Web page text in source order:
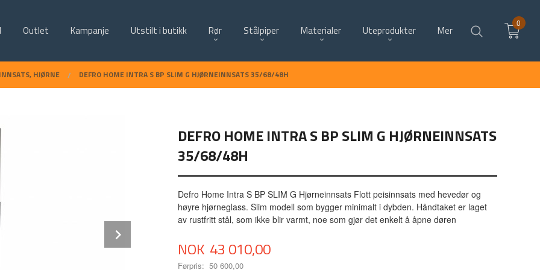
Outlet Kampanje Utstilt i butikk Rør Stålpiper Materialer Uteprodukter Mer
0
HJØRNE DEFRO HOME INTRA S BP SLIM G HJØRNEINNSATS 35/68/48H
DEFRO HOME INTRA S BP SLIM G HJØRNEINNSATS
35/68/48H
Defro Home Intra S BP SLIM G Hjørneinnsats Flott peisinnsats med hevedør og
høyre hjørneglass. Slim modell som bygger minimalt i dybden. Håndtaket er laget
av rustfritt stål, som ikke blir varmt, noe som gjør det enkelt å åpne døren
Tilbud
NOK 43 010,00
Førpris: 50 600,00